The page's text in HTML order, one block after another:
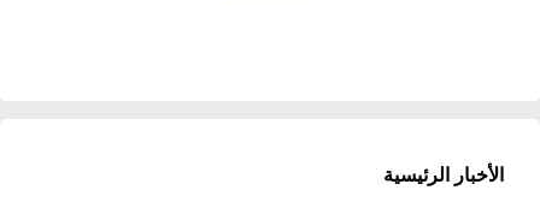
الأخبار الرئيسية